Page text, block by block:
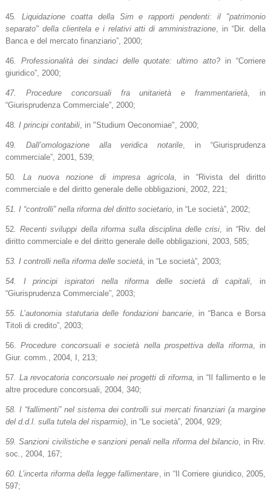
45. Liquidazione coatta della Sim e rapporti pendenti: il "patrimonio
separato" della clientela e i relativi atti di amministrazione , in “Dir. della
Banca e del mercato finanziario”, 2000;
46. Professionalità dei sindaci delle quotate: ultimo atto? in “Corriere
giuridico”, 2000;
47. Procedure concorsuali fra unitarietà e frammentarietà , in
“Giurisprudenza Commerciale”, 2000;
48. I principi contabili, in "Studium Oeconomiae", 2000;
49. Dall’omologazione alla veridica notarile , in “Giurisprudenza
commerciale”, 2001, 539;
50. La nuova nozione di impresa agricola , in “Rivista del diritto
commerciale e del diritto generale delle obbligazioni, 2002, 221;
51. I “controlli” nella riforma del diritto societario, in “Le società”, 2002;
52. Recenti sviluppi della riforma sulla disciplina delle crisi , in “Riv. del
diritto commerciale e del diritto generale delle obbligazioni, 2003, 585;
53. I controlli nella riforma delle società, in “Le società”, 2003;
54. I principi ispiratori nella riforma delle società di capitali , in
“Giurisprudenza Commerciale”, 2003;
55. L’autonomia statutaria delle fondazioni bancarie , in “Banca e Borsa
Titoli di credito”, 2003;
56.Procedure concorsuali e società nella prospettiva della riforma, in
Giur. comm
, 2004, I, 213;
57. La revocatoria concorsuale nei progetti di riforma, in “Il fallimento e le
altre procedure concorsuali, 2004, 340;
58. I “fallimenti” nel sistema dei controlli sui mercati finanziari (a margine
del d.d.l. sulla tutela del risparmio), in “Le società”, 2004, 929;
59. Sanzioni civilistiche e sanzioni penali nella riforma del bilancio , in Riv.
soc
, 2004, 167;
60. L’incerta riforma della legge fallimentare , in “Il Corriere giuridico, 2005,
597;